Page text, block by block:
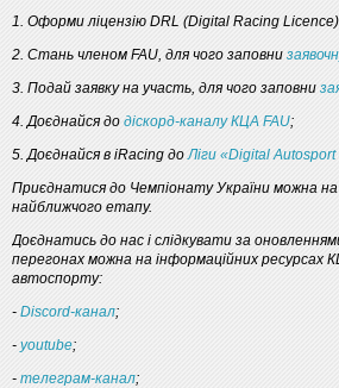
1. Оформи ліцензію DRL (Digital Racing
2. Стань членом FAU, для чого заповни
3. Подай заявку на участь, для чого заповни
4. Доєднайся до діскорд-каналу КЦА FAU;
5. Доєднайся в iRacing доЛіги «Digital
Приєднатися до Чемпіонату України можна
найближчого етапу.
Доєднатись до нас і слідкувати за
перегонах можна на інформаційних ресурсах
автоспорту:
- Discord-канал;
- youtube;
- телеграм-канал;